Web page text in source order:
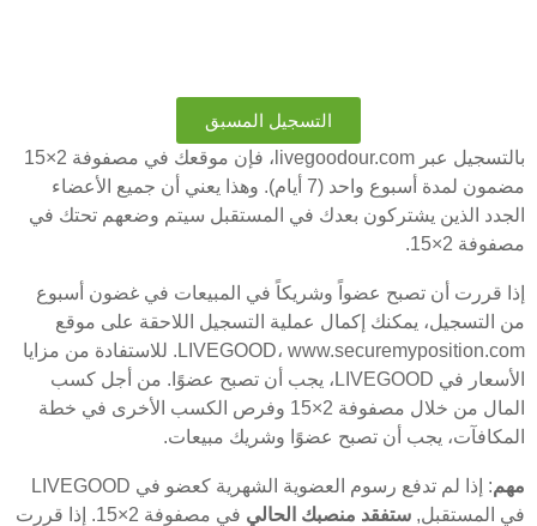
التسجيل المسبق
بالتسجيل عبر livegoodour.com، فإن موقعك في مصفوفة 2×15
مضمون لمدة أسبوع واحد (7 أيام). وهذا يعني أن جميع الأعضاء
الجدد الذين يشتركون بعدك في المستقبل سيتم وضعهم تحتك في
مصفوفة 2×15.
إذا قررت أن تصبح عضواً وشريكاً في المبيعات في غضون أسبوع
من التسجيل، يمكنك إكمال عملية التسجيل اللاحقة على موقع
LIVEGOOD، www.securemyposition.com. للاستفادة من مزايا
الأسعار في LIVEGOOD، يجب أن تصبح عضوًا. من أجل كسب
المال من خلال مصفوفة 2×15 وفرص الكسب الأخرى في خطة
المكافآت، يجب أن تصبح عضوًا وشريك مبيعات.
مهم
: إذا لم تدفع رسوم العضوية الشهرية كعضو في LIVEGOOD
في المستقبل, ستفقد منصبك الحالي
في مصفوفة 2×15. إذا قررت